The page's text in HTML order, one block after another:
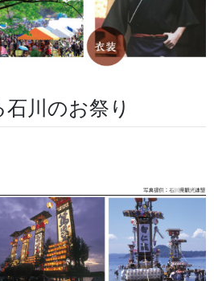
ての記事
用品・品目
お祭備品と豆知識
魅せられて。
は、販売商品の中に「ハンテン」や
川のお祭り